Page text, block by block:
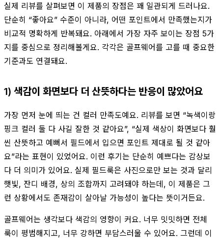
실제 리뷰를 살펴보면 이 제품의 장점은 꽤 일관되게 드러나요.
단순히 “좋아요” 수준이 아니라, 어떤 포인트에서 만족했는지가
비교적 명확하게 반복돼요. 아래에서 가장 자주 보이는 장점 5가
지를 중심으로 정리해볼게요. 각각은 골프웨어를 고를 때 중요한
기준과도 연결돼요.
1) 색감이 화면보다 더 산뜻하다는 반응이 많았어요
가장 먼저 눈에 띄는 건 컬러 만족도예요. 리뷰를 보면 “녹색이랑
핑크 컬러 둘 다 사길 잘한 것 같아요”, “실제 색상이 화면보다 훨
씬 산뜻하고 예뻐서 필드에서 입으면 포인트 제대로 될 것 같아
요”라는 표현이 있었어요. 이런 후기는 단순히 예쁘다는 감상보
다 더 의미가 있어요. 실제 필드룩은 사진으로만 보는 것과 달리
햇빛, 잔디 배경, 상의 조합까지 고려돼야 하는데, 이 제품은 그
런 상황에서도 존재감이 살아날 가능성이 높다는 뜻이거든요.
골프웨어는 생각보다 색감의 영향이 커요. 너무 밋밋하면 전체
룩이 평범해지고, 너무 강하면 부담스러울 수 있어요. 그런데 이